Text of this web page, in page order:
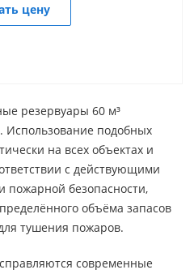
цену
резервуары 60 м³
Использование подобных
на всех объектах и
с действующими
пожарной безопасности,
объёма запасов
тушения пожаров.
современные